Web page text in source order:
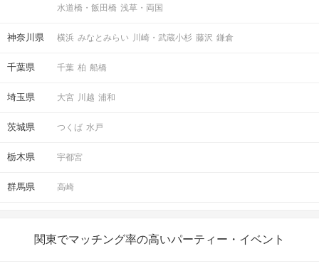
水道橋・飯田橋 浅草・両国
神奈川県 横浜 みなとみらい 川崎・武蔵小杉 藤沢 鎌倉
千葉県 千葉 柏 船橋
埼玉県 大宮 川越 浦和
茨城県 つくば 水戸
栃木県 宇都宮
群馬県 高崎
関東でマッチング率の高いパーティー・イベント